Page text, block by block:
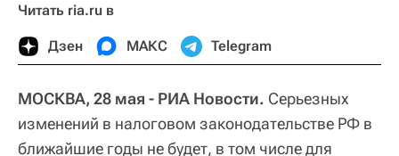
Читать ria.ru в
Дзен МАКС Telegram
МОСКВА, 28 мая - РИА Новости. Серьезных
изменений в налоговом законодательстве РФ в
ближайшие годы не будет, в том числе для